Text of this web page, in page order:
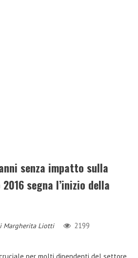
senza impatto sulla
segna l’inizio della
Margherita Liotti 2199